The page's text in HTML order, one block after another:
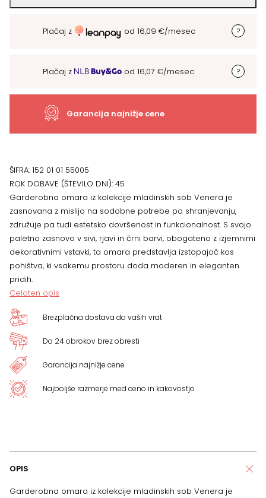
Venera
Plačaj z od 16,09 €/mesec
Plačaj z od 16,07 €/mesec
Garancija najnižje cene
ŠIFRA: 152 01 01 55005
ROK DOBAVE (ŠTEVILO DNI): 45
Garderobna omara iz kolekcije mladinskih sob Venera je
zasnovana z mislijo na sodobne potrebe po shranjevanju,
združuje pa tudi estetsko dovršenost in funkcionalnost. S svojo
paletno zasnovo v sivi, rjavi in črni barvi, obogateno z izjemnimi
dekorativnimi vstavki, ta omara predstavlja izstopajoč kos
pohištva, ki vsakemu prostoru doda moderen in eleganten
pridih.
Celoten opis
Brezplačna dostava do vaših vrat
Do 24 obrokov brez obresti
Garancija najnižje cene
Najboljše razmerje med ceno in kakovostjo
OPIS
Garderobna omara iz kolekcije mladinskih sob Venera je